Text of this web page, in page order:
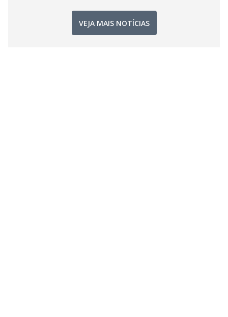
VEJA MAIS NOTÍCIAS